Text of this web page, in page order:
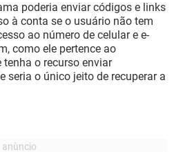
poderia enviar códigos e links
à conta se o usuário não tem
ao número de celular e e-
como ele pertence ao
tenha o recurso enviar
seria o único jeito de recuperar a